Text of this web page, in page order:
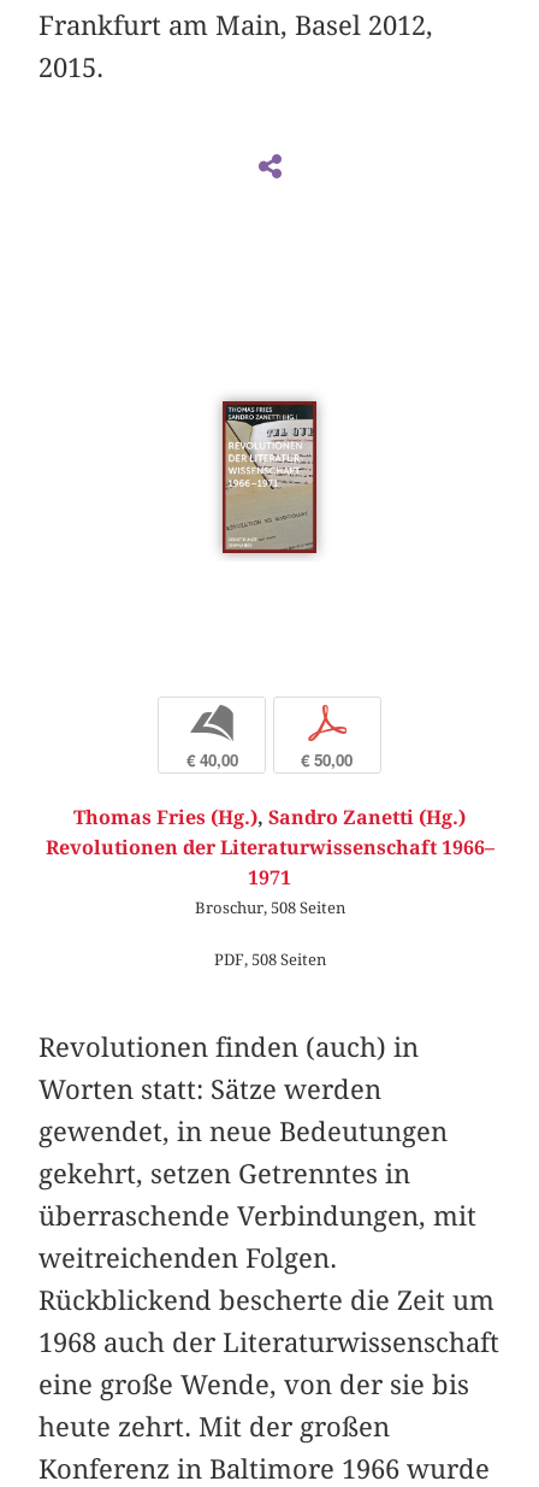
Frankfurt am Main, Basel 2012,
2015.
b
€ 40,00
p
€ 50,00
Thomas Fries (Hg.), Sandro Zanetti (Hg.)
Revolutionen der Literaturwissenschaft 1966–
1971
Broschur, 508 Seiten
PDF, 508 Seiten
Revolutionen finden (auch) in
Worten statt: Sätze werden
gewendet, in neue Bedeutungen
gekehrt, setzen Getrenntes in
überraschende Verbindungen, mit
weitreichenden Folgen.
Rückblickend bescherte die Zeit um
1968 auch der Literaturwissenschaft
eine große Wende, von der sie bis
heute zehrt. Mit der großen
Konferenz in Baltimore 1966 wurde